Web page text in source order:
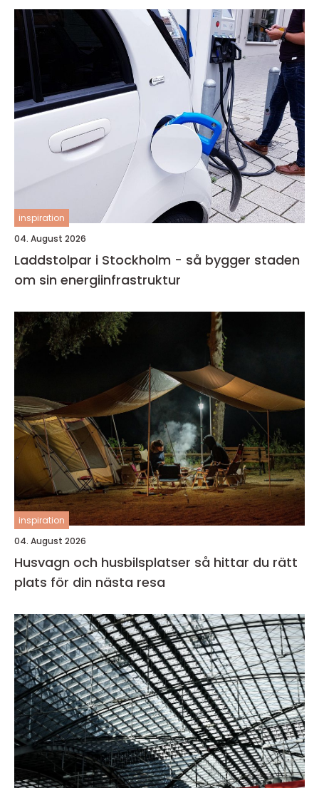
inspiration
04. August 2026
Laddstolpar i Stockholm - så bygger staden
om sin energiinfrastruktur
inspiration
04. August 2026
Husvagn och husbilsplatser så hittar du rätt
plats för din nästa resa